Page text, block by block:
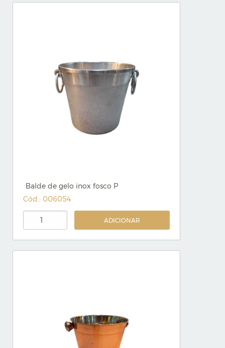
Balde de gelo inox fosco P
Cód.: 006054
ADICIONAR